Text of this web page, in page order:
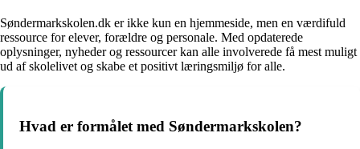
Søndermarkskolen.dk er ikke kun en hjemmeside, men en værdifuld
ressource for elever, forældre og personale. Med opdaterede
oplysninger, nyheder og ressourcer kan alle involverede få mest muligt
ud af skolelivet og skabe et positivt læringsmiljø for alle.
Hvad er formålet med Søndermarkskolen?